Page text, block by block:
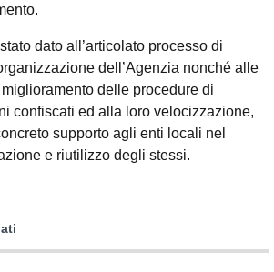
dato all’articolato processo di
dell’Agenzia nonché alle
delle procedure di
confiscati ed alla loro velocizzazione,
supporto agli enti locali nel
e riutilizzo degli stessi.